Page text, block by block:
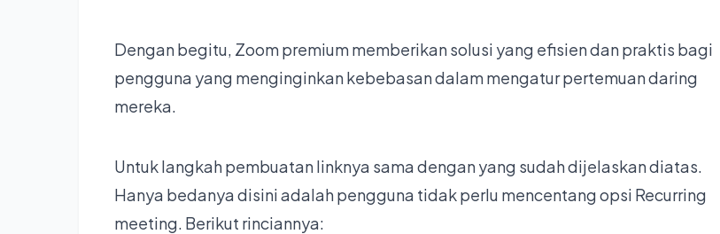
Dengan begitu, Zoom premium memberikan solusi yang efisien dan praktis bagi
pengguna yang menginginkan kebebasan dalam mengatur pertemuan daring
mereka.
Untuk langkah pembuatan linknya sama dengan yang sudah dijelaskan diatas.
Hanya bedanya disini adalah pengguna tidak perlu mencentang opsi Recurring
meeting. Berikut rinciannya: